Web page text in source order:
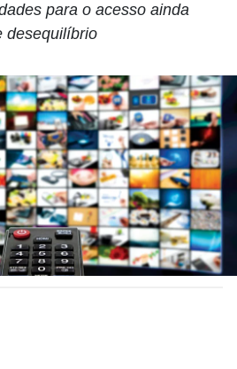
para o acesso ainda
desequilíbrio